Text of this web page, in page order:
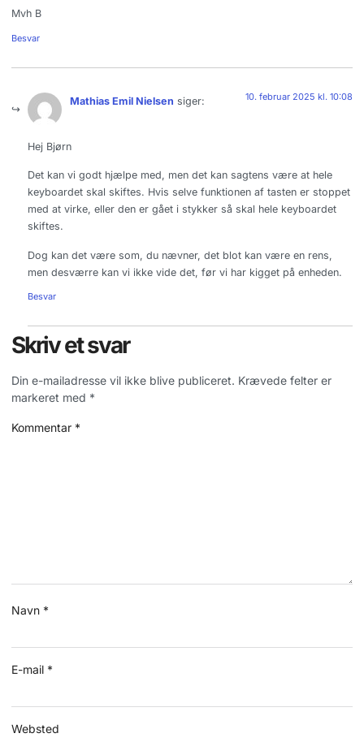
Mvh B
Besvar
Mathias Emil Nielsen siger: 10. februar 2025 kl. 10:08
Hej Bjørn
Det kan vi godt hjælpe med, men det kan sagtens være at hele
keyboardet skal skiftes. Hvis selve funktionen af tasten er stoppet
med at virke, eller den er gået i stykker så skal hele keyboardet
skiftes.
Dog kan det være som, du nævner, det blot kan være en rens,
men desværre kan vi ikke vide det, før vi har kigget på enheden.
Besvar
Skriv et svar
Din e-mailadresse vil ikke blive publiceret. Krævede felter er
markeret med *
Kommentar *
Navn *
E-mail *
Websted